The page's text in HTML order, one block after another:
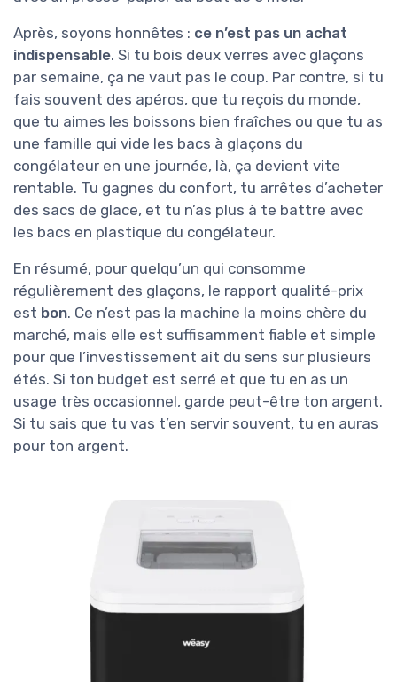
Après, soyons honnêtes : ce n’est pas un achat
indispensable. Si tu bois deux verres avec glaçons
par semaine, ça ne vaut pas le coup. Par contre, si tu
fais souvent des apéros, que tu reçois du monde,
que tu aimes les boissons bien fraîches ou que tu as
une famille qui vide les bacs à glaçons du
congélateur en une journée, là, ça devient vite
rentable. Tu gagnes du confort, tu arrêtes d’acheter
des sacs de glace, et tu n’as plus à te battre avec
les bacs en plastique du congélateur.
En résumé, pour quelqu’un qui consomme
régulièrement des glaçons, le rapport qualité-prix
est bon. Ce n’est pas la machine la moins chère du
marché, mais elle est suffisamment fiable et simple
pour que l’investissement ait du sens sur plusieurs
étés. Si ton budget est serré et que tu en as un
usage très occasionnel, garde peut-être ton argent.
Si tu sais que tu vas t’en servir souvent, tu en auras
pour ton argent.